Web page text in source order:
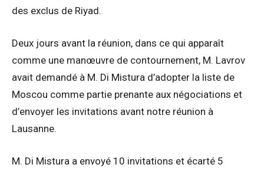
des exclus de Riyad.
Deux jours avant la réunion, dans ce qui apparaît
comme une manœuvre de contournement, M. Lavrov
avait demandé à M. Di Mistura d’adopter la liste de
Moscou comme partie prenante aux négociations et
d’envoyer les invitations avant notre réunion à
Lausanne.
M. Di Mistura a envoyé 10 invitations et écarté 5